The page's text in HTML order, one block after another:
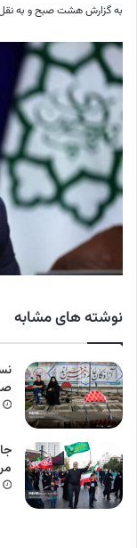
به گزارش هشت صبح و به نقل
نوشته های مشابه